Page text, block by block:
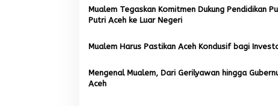
i
o
Mualem Tegaskan Komitmen Dukung Pendidikan
Putri Aceh ke Luar Negeri
Mualem Harus Pastikan Aceh Kondusif bagi
Mengenal Mualem, Dari Gerilyawan hingga
Aceh